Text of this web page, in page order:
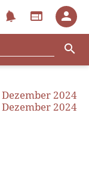
notifications web person
search
2024
2024